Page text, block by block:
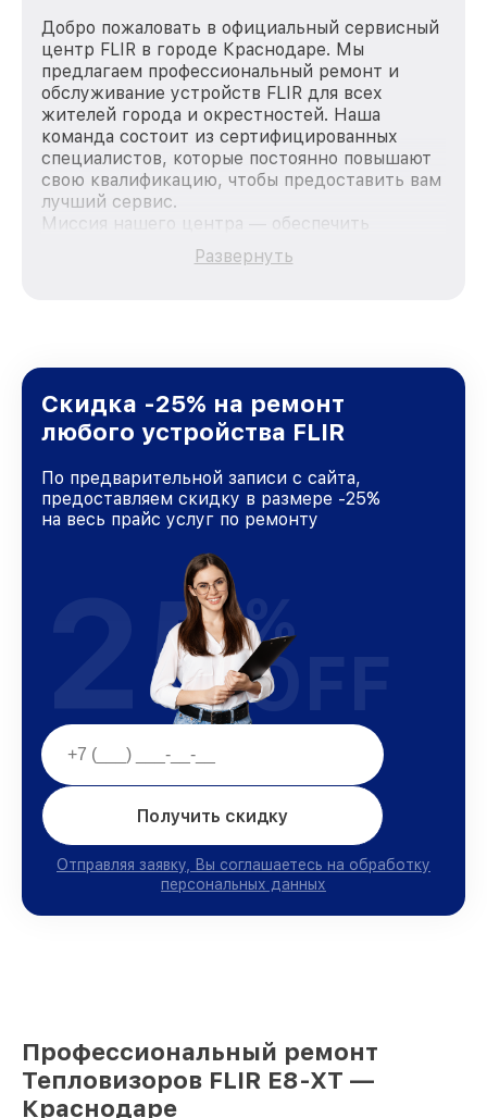
Добро пожаловать в официальный сервисный
центр FLIR в городе Краснодаре. Мы
предлагаем профессиональный ремонт и
обслуживание устройств FLIR для всех
жителей города и окрестностей. Наша
команда состоит из сертифицированных
специалистов, которые постоянно повышают
свою квалификацию, чтобы предоставить вам
лучший сервис.
Миссия нашего центра — обеспечить
качественный и доступный ремонт для
каждого пользователя продукции FLIR, вне
Краснодаре, постоянно повышая уровень
доверия и лояльности наших клиентов.
Развернуть
Скидка -25% на ремонт
любого устройства FLIR
По предварительной записи с сайта,
предоставляем скидку в размере -25%
на весь прайс услуг по ремонту
Получить скидку
Отправляя заявку, Вы соглашаетесь на обработку
персональных данных
25%
OFF
Профессиональный ремонт
Тепловизоров FLIR E8-XT —
Краснодаре